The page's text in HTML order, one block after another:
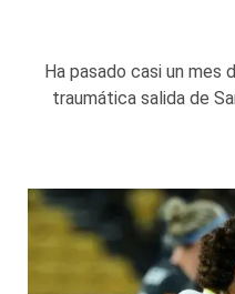
Ha pasado casi un mes
traumática salida de